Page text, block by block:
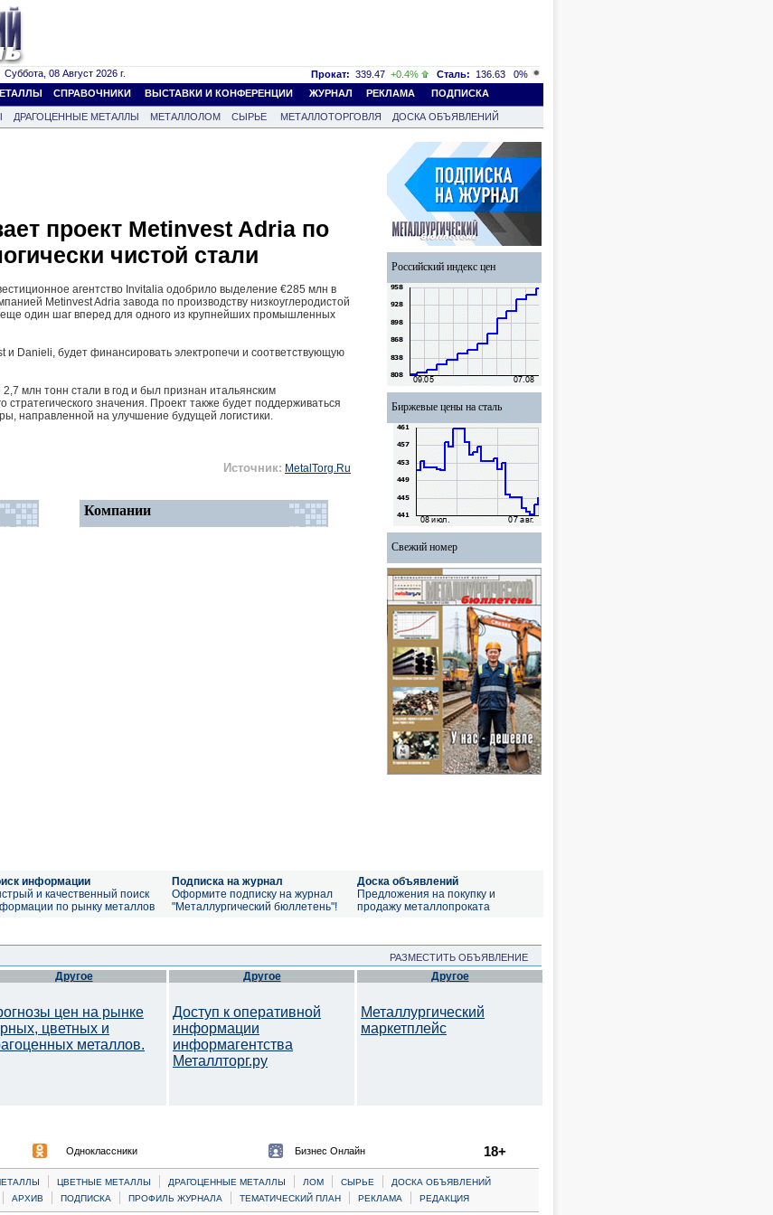
Суббота, 08 Август 2026 г. Прокат: 339.47 +0.4% Сталь: 136.63
0%
СПРАВОЧНИКИ ВЫСТАВКИ И КОНФЕРЕНЦИИ ЖУРНАЛ РЕКЛАМА ПОДПИСКА
ДРАГОЦЕННЫЕ МЕТАЛЛЫ МЕТАЛЛОЛОМ СЫРЬЕ МЕТАЛЛОТОРГОВЛЯ
ДОСКА ОБЪЯВЛЕНИЙ
проект Metinvest Adria по
чистой стали
агентство Invitalia одобрило выделение €285 млн в
Metinvest Adria завода по производству низкоуглеродистой
один шаг вперед для одного из крупнейших промышленных
Danieli, будет финансировать электропечи и соответствующую
млн тонн стали в год и был признан итальянским
стратегического значения. Проект также будет поддерживаться
направленной на улучшение будущей логистики.
Источник: MetalTorg.Ru
Компании
Российский индекс цен
Биржевые цены на сталь
Свежий номер
информации
и качественный поиск
по рынку металлов
Подписка на журнал
Оформите подписку на журнал
"Металлургический бюллетень"!
Доска объявлений
Предложения на покупку и
продажу металлопроката
РАЗМЕСТИТЬ ОБЪЯВЛЕНИЕ
Другое
цен на рынке
цветных и
металлов.
Другое
Доступ к оперативной
информации
информагентства
Металлторг.ру
Другое
Металлургический
маркетплейс
Одноклассники Бизнес Онлайн 18+
| ЦВЕТНЫЕ МЕТАЛЛЫ | ДРАГОЦЕННЫЕ МЕТАЛЛЫ | ЛОМ | CЫРЬЕ |
ДОСКА ОБЪЯВЛЕНИЙ
| АРХИВ | ПОДПИСКА | ПРОФИЛЬ ЖУРНАЛА | ТЕМАТИЧЕСКИЙ ПЛАН | РЕКЛАМА | РЕДАКЦИЯ